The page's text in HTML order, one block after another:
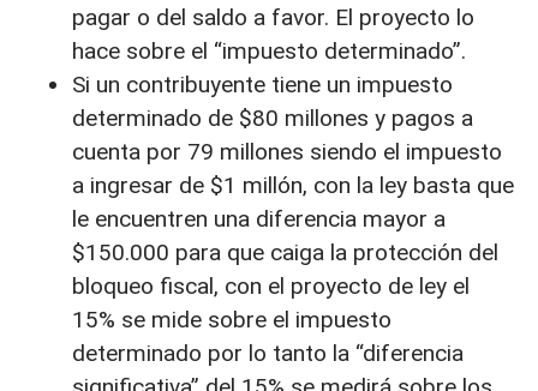
pagar o del saldo a favor. El proyecto lo
hace sobre el “impuesto determinado”.
Si un contribuyente tiene un impuesto
determinado de $80 millones y pagos a
cuenta por 79 millones siendo el impuesto
a ingresar de $1 millón, con la ley basta que
le encuentren una diferencia mayor a
$150.000 para que caiga la protección del
bloqueo fiscal, con el proyecto de ley el
15% se mide sobre el impuesto
determinado por lo tanto la “diferencia